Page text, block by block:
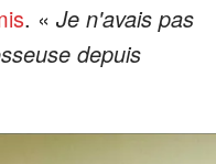
. « Je n'avais pas
depuis